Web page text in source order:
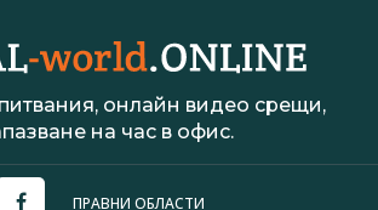
онлайн видео срещи,
на час в офис.
ПРАВНИ ОБЛАСТИ